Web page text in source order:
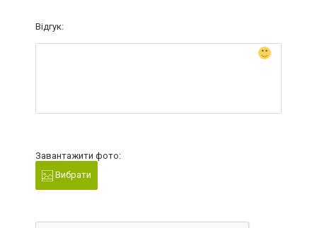
Відгук:
Завантажити фото:
Вибрати